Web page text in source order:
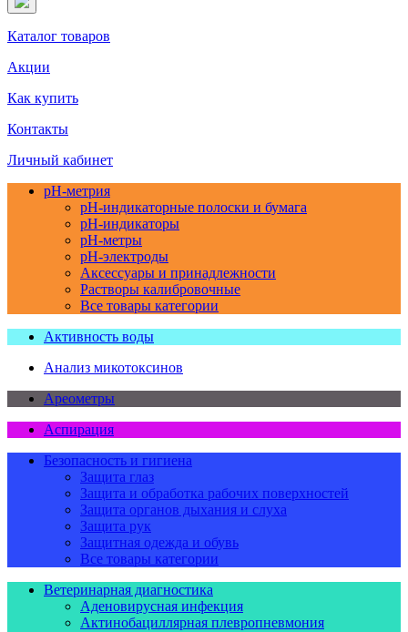
Каталог товаров
Акции
Как купить
Контакты
Личный кабинет
pH-метрия
pH-индикаторные полоски и бумага
pH-индикаторы
pH-метры
pH-электроды
Аксессуары и принадлежности
Растворы калибровочные
Все товары категории
Активность воды
Анализ микотоксинов
Ареометры
Аспирация
Безопасность и гигиена
Защита глаз
Защита и обработка рабочих поверхностей
Защита органов дыхания и слуха
Защита рук
Защитная одежда и обувь
Все товары категории
Ветеринарная диагностика
Аденовирусная инфекция
Актинобациллярная плевропневмония